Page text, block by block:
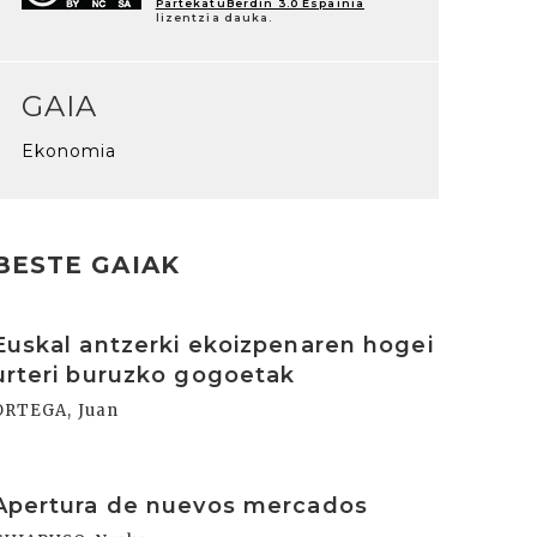
PartekatuBerdin 3.0 Espainia
lizentzia dauka.
GAIA
Ekonomia
GAIAK
antzerki ekoizpenaren hogei
buruzko gogoetak
Juan
de nuevos mercados